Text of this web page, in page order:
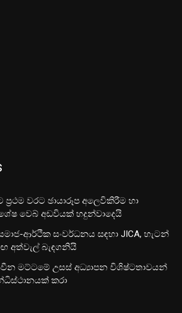
ප්‍රථම වරට ඡායාරූප අලෙවිකිරීම හා
වෙබ් අඩවියක් හදුන්වාදෙයි
සමාජ-ආර්ථික සංවර්ධනය සඳහා JICA, හැටන්
අත්වැල් බැඳගනියි
නවීන මට්ටමේ උසස් අධ්‍යාපන විශිෂ්ටතාවයන්
කරා